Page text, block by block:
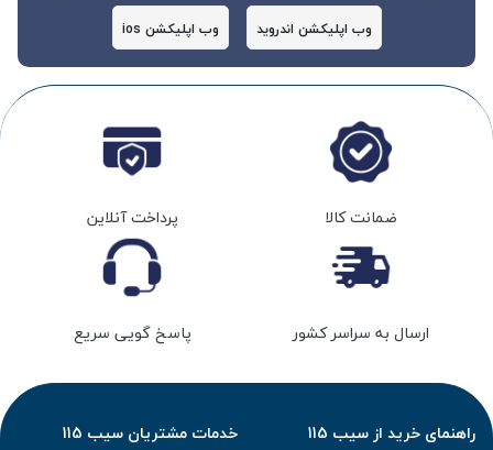
وب اپلیکشن اندروید وب اپلیکشن ios
ضمانت کالا پرداخت آنلاین
ارسال به سراسر کشور پاسخ گویی سریع
راهنمای خرید از سیب 115 خدمات مشتریان سیب 115